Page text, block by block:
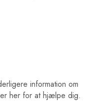
information om
her for at hjælpe dig.